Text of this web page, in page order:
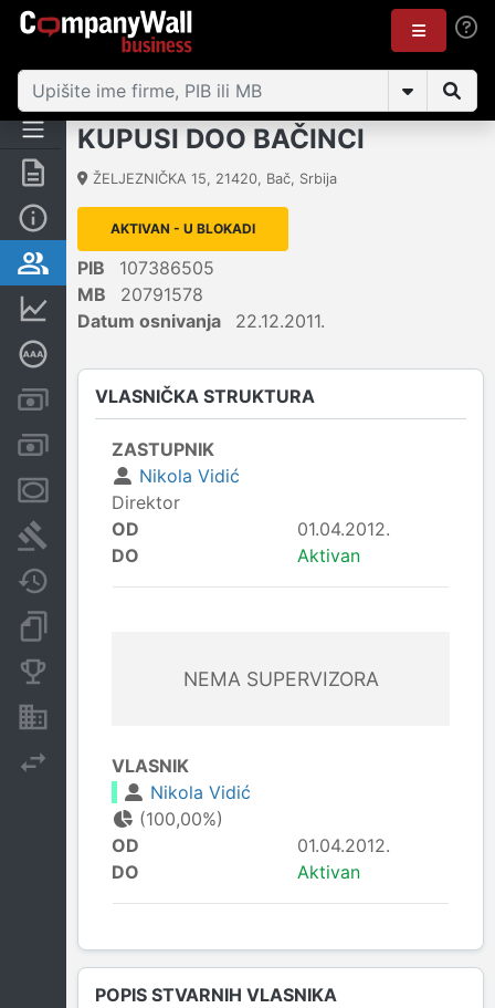
Rezime
Vlasnička struktura
Kreditni limit kompanije
Računi i blokade
Menice i zaloge
Sudski sporovi
Konkurentske kompanije
KUPUSI DOO BAČINCI
ŽELJEZNIČKA 15, 21420, Bač, Srbija
AKTIVAN - U BLOKADI
PIB
107386505
MB
20791578
Datum osnivanja
22.12.2011.
VLASNIČKA STRUKTURA
ZASTUPNIK
Nikola Vidić
Direktor
OD
01.04.2012.
DO
Aktivan
NEMA SUPERVIZORA
VLASNIK
Nikola Vidić
(100,00%)
OD
01.04.2012.
DO
Aktivan
POPIS STVARNIH VLASNIKA